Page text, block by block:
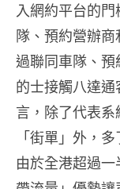
入網約平台的
隊、預約營辦
過聯同車隊、
的士接觸八達
言，除了代表
「街單」外，
由於全港超過